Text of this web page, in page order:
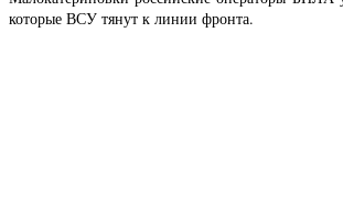
которые ВСУ тянут к линии фронта.